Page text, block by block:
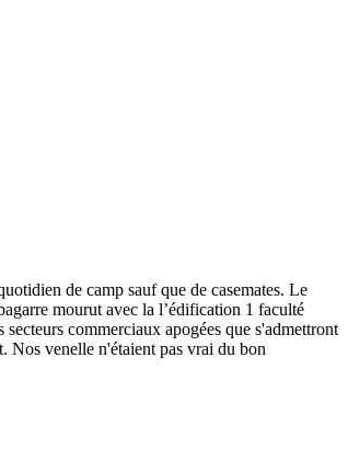
de camp sauf que de casemates. Le
mourut avec la l’édification 1 faculté
commerciaux apogées que s'admettront
Nos venelle n'étaient pas vrai du bon